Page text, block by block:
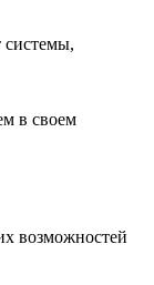
в своем
возможностей